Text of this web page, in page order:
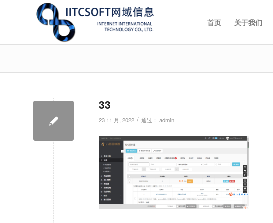
首页 关于我们
33
23 11 月, 2022 / 通过： admin